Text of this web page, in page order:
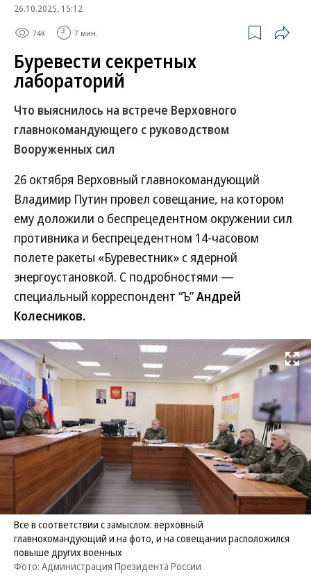
26.10.2025, 15:12
74K 7 мин.
Буревести секретных
лабораторий
Что выяснилось на встрече Верховного
главнокомандующего с руководством
Вооруженных сил
26 октября Верховный главнокомандующий
Владимир Путин провел совещание, на котором
ему доложили о беспрецедентном окружении сил
противника и беспрецедентном 14-часовом
полете ракеты «Буревестник» с ядерной
энергоустановкой. С подробностями —
специальный корреспондент “Ъ”Андрей
Колесников.
Развернуть
Все в соответствии с замыслом: верховный
главнокомандующий и на фото, и на совещании расположился
повыше других военных
Фото: Администрация Президента России